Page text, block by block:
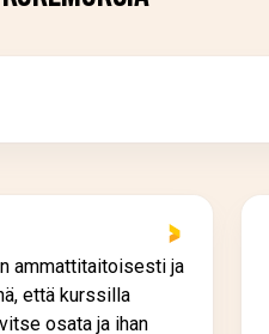
ammattitaitoisesti ja
että kurssilla
osata ja ihan